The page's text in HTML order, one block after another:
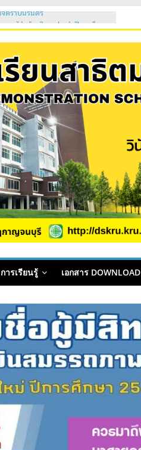
วะผู้นำนักเรียน ประจำปีการศึกษา
รงเรียนสาธิต 2569
ม จริยธรรม นักเรียนใหม่ 2569
ฐานนักเรียนใหม่ 2569 (ม.1 และ
จตราบนิรันดร์
ารเรียนรู้ เอกสาร DOWNLOAD